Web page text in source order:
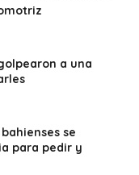
a una
se
para pedir y